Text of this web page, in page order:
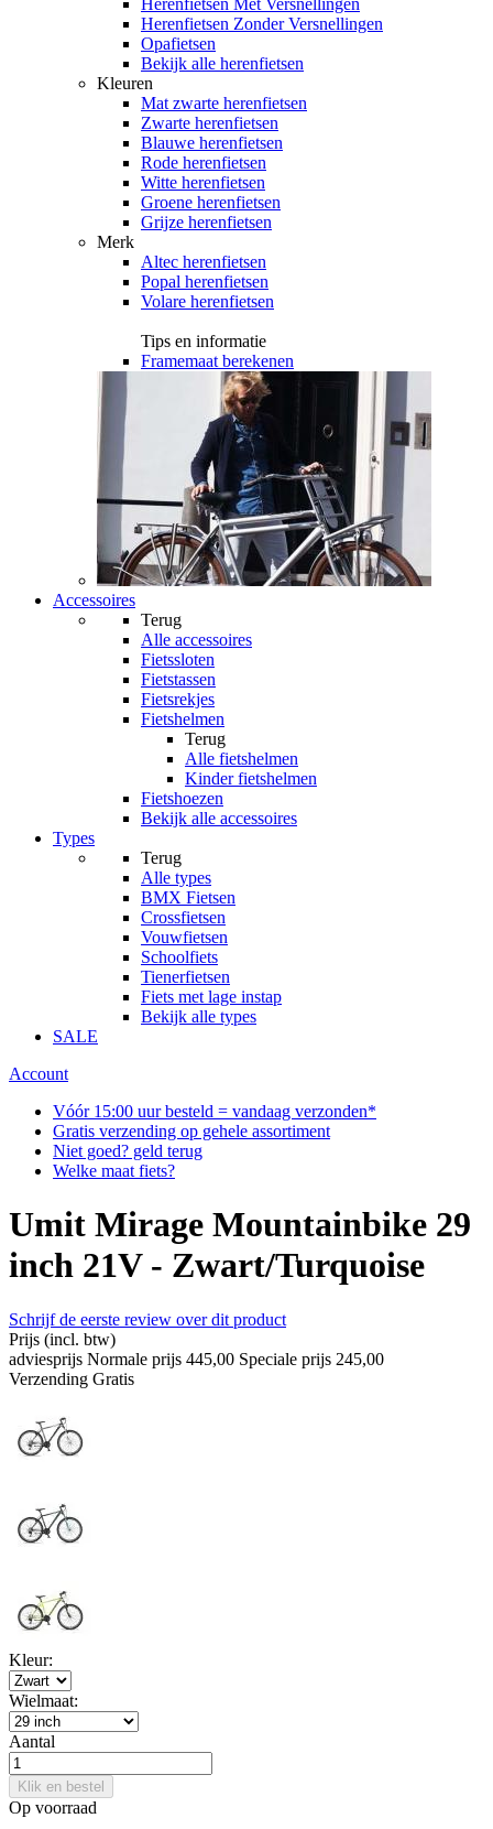
Herenfietsen Met Versnellingen
Herenfietsen Zonder Versnellingen
Opafietsen
Bekijk alle herenfietsen
Kleuren
Mat zwarte herenfietsen
Zwarte herenfietsen
Blauwe herenfietsen
Rode herenfietsen
Witte herenfietsen
Groene herenfietsen
Grijze herenfietsen
Merk
Altec herenfietsen
Popal herenfietsen
Volare herenfietsen
Tips en informatie
Framemaat berekenen
Accessoires
Terug
Alle accessoires
Fietssloten
Fietstassen
Fietsrekjes
Fietshelmen
Terug
Alle fietshelmen
Kinder fietshelmen
Fietshoezen
Bekijk alle accessoires
Types
Terug
Alle types
BMX Fietsen
Crossfietsen
Vouwfietsen
Schoolfiets
Tienerfietsen
Fiets met lage instap
Bekijk alle types
SALE
Account
Vóór 15:00 uur besteld = vandaag verzonden*
Gratis verzending op gehele assortiment
Niet goed? geld terug
Welke maat fiets?
Umit Mirage Mountainbike 29
inch 21V - Zwart/Turquoise
Schrijf de eerste review over dit product
Prijs (incl. btw)
adviesprijs Normale prijs 445,00 Speciale prijs 245,00
Verzending Gratis
Kleur:
Wielmaat:
Aantal
Klik en bestel
Op voorraad